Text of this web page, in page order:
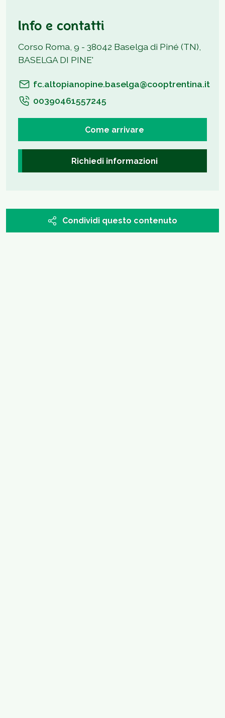
Info e contatti
Corso Roma, 9 - 38042 Baselga di Piné (TN),
BASELGA DI PINE'
fc.altopianopine.baselga@cooptrentina.it
00390461557245
Come arrivare
Richiedi informazioni
Condividi questo contenuto